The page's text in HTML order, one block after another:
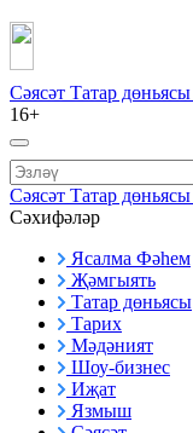
Сәясәт Татар дөньясы
16+
Сәясәт Татар дөньясы
Сәхифәләр
Ясалма Фәһем
Җәмгыять
Татар дөньясы
Тарих
Мәдәният
Шоу-бизнес
Иҗат
Язмыш